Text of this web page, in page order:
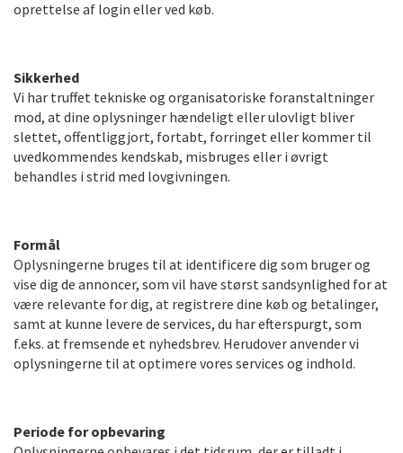
oprettelse af login eller ved køb.
Sikkerhed
Vi har truffet tekniske og organisatoriske foranstaltninger
mod, at dine oplysninger hændeligt eller ulovligt bliver
slettet, offentliggjort, fortabt, forringet eller kommer til
uvedkommendes kendskab, misbruges eller i øvrigt
behandles i strid med lovgivningen.
Formål
Oplysningerne bruges til at identificere dig som bruger og
vise dig de annoncer, som vil have størst sandsynlighed for at
være relevante for dig, at registrere dine køb og betalinger,
samt at kunne levere de services, du har efterspurgt, som
f.eks. at fremsende et nyhedsbrev. Herudover anvender vi
oplysningerne til at optimere vores services og indhold.
Periode for opbevaring